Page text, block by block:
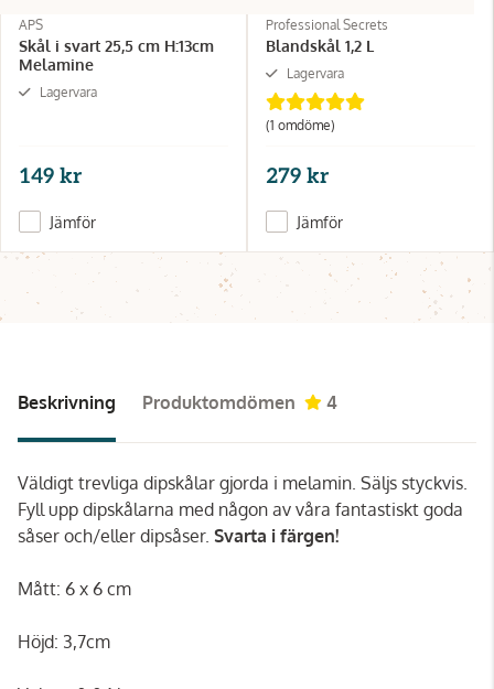
APS
Skål i svart 25,5 cm H:13cm
Melamine
Lagervara
149 kr
Jämför
Professional Secrets
Blandskål 1,2 L
Lagervara
(1 omdöme)
279 kr
Jämför
Beskrivning Produktomdömen 4
Väldigt trevliga dipskålar gjorda i melamin. Säljs styckvis.
Fyll upp dipskålarna med någon av våra fantastiskt goda
såser och/eller dipsåser. Svarta i färgen!
Mått: 6 x 6 cm
Höjd: 3,7cm